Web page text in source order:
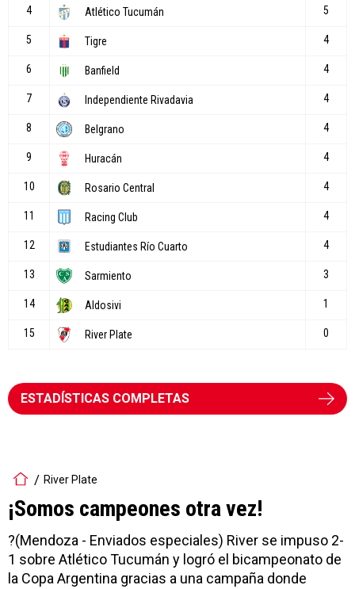
ESTADÍSTICAS COMPLETAS
River Plate
¡Somos campeones otra vez!
?(Mendoza - Enviados especiales) River se impuso 2-
1 sobre Atlético Tucumán y logró el bicampeonato de
la Copa Argentina gracias a una campaña donde